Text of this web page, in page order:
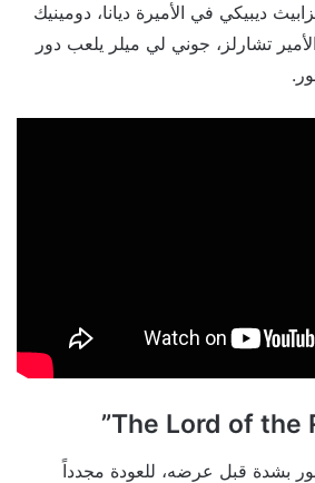
ديبيكي في الأميرة ديانا، دومينيك
تشارلز، جوني لي ميلر يلعب دور
بشدة قبل عرضه، للعودة مجدداً